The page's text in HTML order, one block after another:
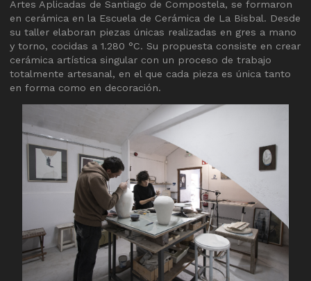
Artes Aplicadas de Santiago de Compostela, se formaron
en cerámica en la Escuela de Cerámica de La Bisbal. Desde
su taller elaboran piezas únicas realizadas en gres a mano
y torno, cocidas a 1.280 °C. Su propuesta consiste en crear
cerámica artística singular con un proceso de trabajo
totalmente artesanal, en el que cada pieza es única tanto
en forma como en decoración.